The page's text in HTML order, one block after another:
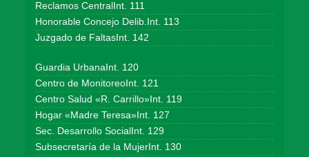
Reclamos CentralInt. 111
Honorable Concejo Delib.Int. 113
Juzgado de FaltasInt. 142
Guardia UrbanaInt. 120
Centro de MonitoreoInt. 121
Centro Salud «R. Carrillo»Int. 119
Hogar «Madre Teresa»Int. 127
Sec. Desarrollo SocialInt. 129
Subsecretaría de la MujerInt. 130